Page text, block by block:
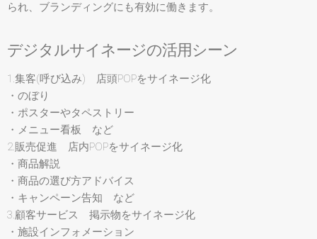
られ、ブランディングにも有効に働きます。
デジタルサイネージの活用シーン
1.集客(呼び込み) 店頭POPをサイネージ化
・のぼり
・ポスターやタペストリー
・メニュー看板 など
2.販売促進 店内POPをサイネージ化
・商品解説
・商品の選び方アドバイス
・キャンペーン告知 など
3.顧客サービス 掲示物をサイネージ化
・施設インフォメーション